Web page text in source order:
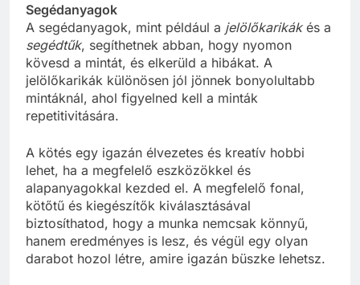
Segédanyagok
A segédanyagok, mint például a jelölőkarikákés a
segédtűk, segíthetnek abban, hogy nyomon
kövesd a mintát, és elkerüld a hibákat. A
jelölőkarikák különösen jól jönnek bonyolultabb
mintáknál, ahol figyelned kell a minták
repetitivitására.
A kötés egy igazán élvezetes és kreatív hobbi
lehet, ha a megfelelő eszközökkel és
alapanyagokkal kezded el. A megfelelő fonal,
kötőtű és kiegészítők kiválasztásával
biztosíthatod, hogy a munka nemcsak könnyű,
hanem eredményes is lesz, és végül egy olyan
darabot hozol létre, amire igazán büszke lehetsz.